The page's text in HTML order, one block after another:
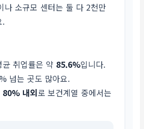
나 소규모 센터는 둘 다 2천만
.
취업률은 약 85.6%입니다.
넘는 곳도 많아요.
80% 내외로 보건계열 중에서는